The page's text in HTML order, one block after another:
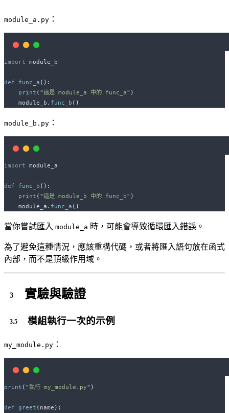
module_a.py ：
import module_b
def func_a ():
print ( "這是 module_a 中的 func_a" )
    module_b
. func_b ()
module_b.py ：
import module_a
def func_b ():
print ( "這是 module_b 中的 func_b" )
    module_a
. func_a ()
當你嘗試匯入 module_a 時，可能會導致循環匯入錯誤。
為了避免這種情況，應該重構代碼，或者將匯入語句放在函式
內部，而不是頂級作用域。
實驗與驗證
模組執行一次的示例
my_module.py ：
print ( "執行 my_module.py" )
def greet ( name ):